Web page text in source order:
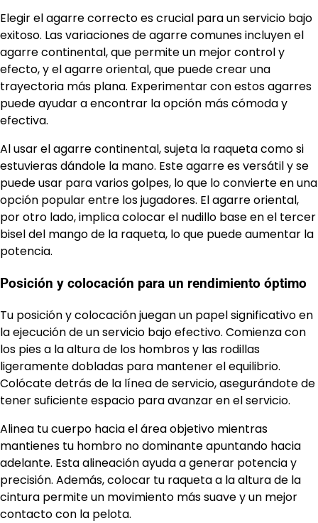
Elegir el agarre correcto es crucial para un servicio bajo
exitoso. Las variaciones de agarre comunes incluyen el
agarre continental, que permite un mejor control y
efecto, y el agarre oriental, que puede crear una
trayectoria más plana. Experimentar con estos agarres
puede ayudar a encontrar la opción más cómoda y
efectiva.
Al usar el agarre continental, sujeta la raqueta como si
estuvieras dándole la mano. Este agarre es versátil y se
puede usar para varios golpes, lo que lo convierte en una
opción popular entre los jugadores. El agarre oriental,
por otro lado, implica colocar el nudillo base en el tercer
bisel del mango de la raqueta, lo que puede aumentar la
potencia.
Posición y colocación para un rendimiento óptimo
Tu posición y colocación juegan un papel significativo en
la ejecución de un servicio bajo efectivo. Comienza con
los pies a la altura de los hombros y las rodillas
ligeramente dobladas para mantener el equilibrio.
Colócate detrás de la línea de servicio, asegurándote de
tener suficiente espacio para avanzar en el servicio.
Alinea tu cuerpo hacia el área objetivo mientras
mantienes tu hombro no dominante apuntando hacia
adelante. Esta alineación ayuda a generar potencia y
precisión. Además, colocar tu raqueta a la altura de la
cintura permite un movimiento más suave y un mejor
contacto con la pelota.